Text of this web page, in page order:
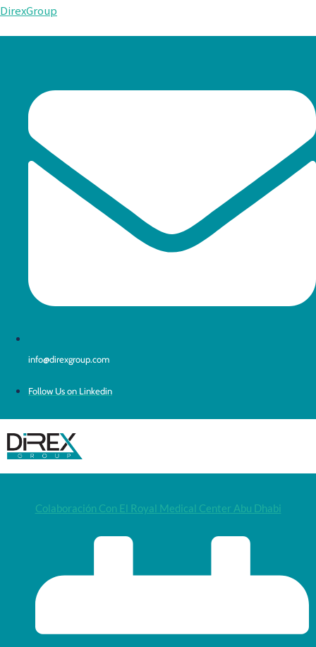
DirexGroup
info@direxgroup.com
Follow Us on Linkedin
Colaboración Con El Royal Medical Center Abu Dhabi